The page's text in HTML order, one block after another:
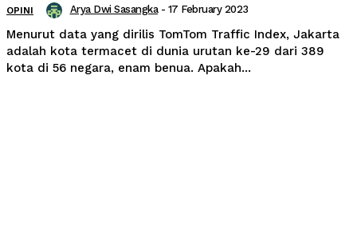
OPINI Arya Dwi Sasangka - 17 February 2023
Menurut data yang dirilis TomTom Traffic Index, Jakarta
adalah kota termacet di dunia urutan ke-29 dari 389
kota di 56 negara, enam benua. Apakah...